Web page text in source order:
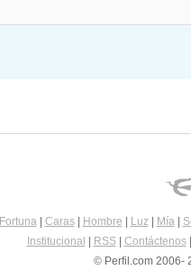
Fortuna| Caras| Hombre Luz| Mía|
Institucional
RSS| Contáctenos
© Perfil.com 2006-